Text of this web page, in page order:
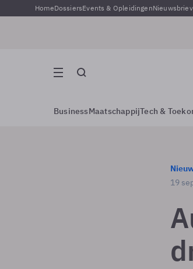
HomeDossiersEvents & Opleidingen
BusinessMaatschappijTech &
19